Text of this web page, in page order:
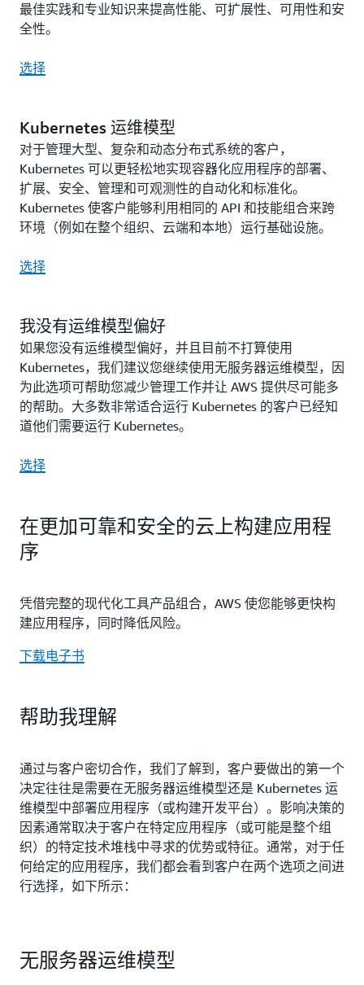
最佳实践和专业知识来提高性能、可扩展性、可用性和安
全性。
选择
Kubernetes 运维模型
对于管理大型、复杂和动态分布式系统的客户，
Kubernetes 可以更轻松地实现容器化应用程序的部署、
扩展、安全、管理和可观测性的自动化和标准化。
Kubernetes 使客户能够利用相同的 API 和技能组合来跨
环境（例如在整个组织、云端和本地）运行基础设施。
选择
我没有运维模型偏好
如果您没有运维模型偏好，并且目前不打算使用
Kubernetes，我们建议您继续使用无服务器运维模型，因
为此选项可帮助您减少管理工作并让 AWS 提供尽可能多
的帮助。大多数非常适合运行 Kubernetes 的客户已经知
道他们需要运行 Kubernetes。
选择
在更加可靠和安全的云上构建应用程
序
凭借完整的现代化工具产品组合，AWS 使您能够更快构
建应用程序，同时降低风险。
下载电子书
帮助我理解
通过与客户密切合作，我们了解到，客户要做出的第一个
决定往往是需要在无服务器运维模型还是 Kubernetes 运
维模型中部署应用程序（或构建开发平台）。影响决策的
因素通常取决于客户在特定应用程序（或可能是整个组
织）的特定技术堆栈中寻求的优势或特征。通常，对于任
何给定的应用程序，我们都会看到客户在两个选项之间进
行选择，如下所示：
无服务器运维模型